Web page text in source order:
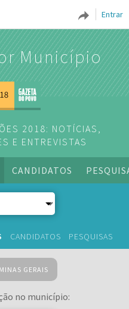
Entrar
Município
2018: NOTÍCIAS,
E ENTREVISTAS
CANDIDATOS
CANDIDATOS PESQUISAS
GERAIS
no município: